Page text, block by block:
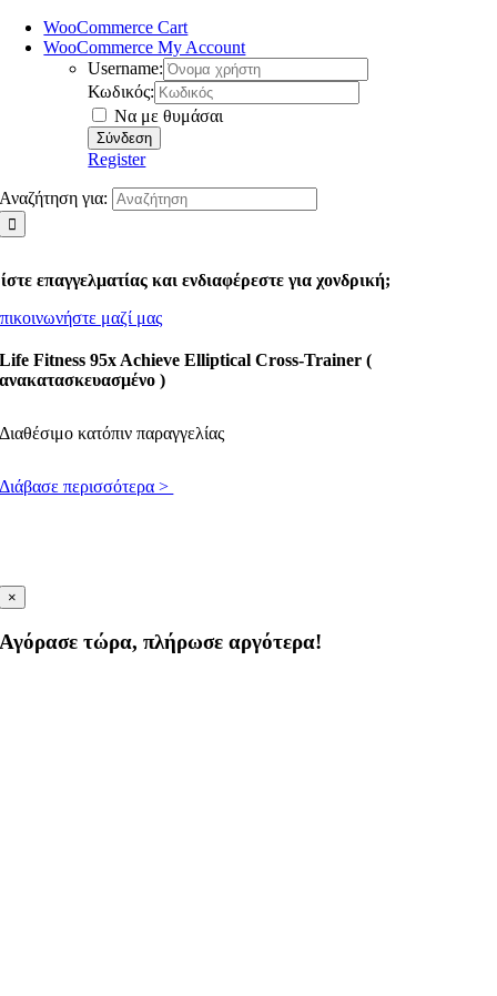
WooCommerce Cart
WooCommerce My Account
Username:
Κωδικός:
Να με θυμάσαι
Register
Αναζήτηση για:
επαγγελματίας και ενδιαφέρεστε για χονδρική;
μαζί μας
Life Fitness 95x Achieve Elliptical Cross-Trainer (
ανακατασκευασμένο )
Διαθέσιμο κατόπιν παραγγελίας
Διάβασε περισσότερα >
×
Αγόρασε τώρα, πλήρωσε αργότερα!